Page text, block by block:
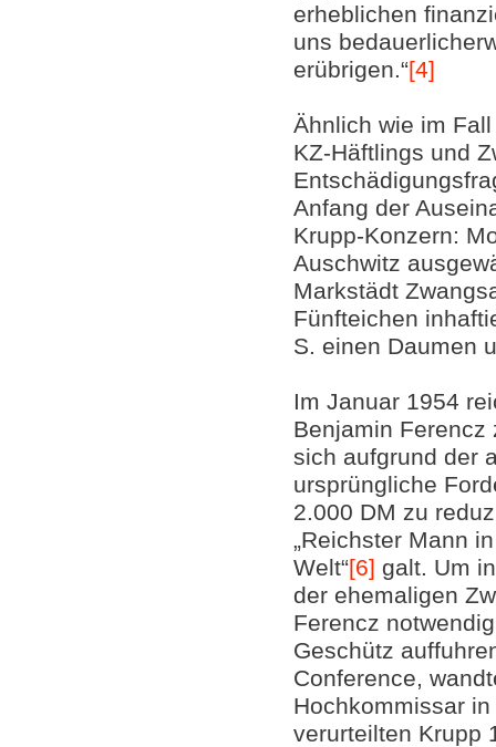
erheblichen
uns
erübrigen.“[4]
Ähnlich wie im
KZ-Häftlings und
Anfang der
Krupp-Konzern:
Auschwitz
Markstädt
Fünfteichen
S. einen Daumen
Im Januar 1954
Benjamin Ferencz
sich aufgrund der
ursprüngliche
2.000 DM zu
„Reichster Mann
Welt“[6] galt. Um
der ehemaligen
Ferencz
Geschütz
Conference,
Hochkommissar
verurteilten Krupp